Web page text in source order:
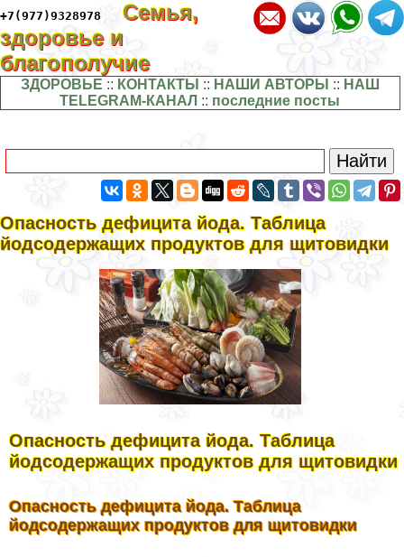
+7(977)9328978
Семья,
здоровье и
благополучие
ЗДОРОВЬЕ :: КОНТАКТЫ :: НАШИ АВТОРЫ :: НАШ
TELEGRAM-КАНАЛ :: последние посты
Опасность дефицита йода. Таблица
йодсодержащих продуктов для щитовидки
Опасность дефицита йода. Таблица
йодсодержащих продуктов для щитовидки
Опасность дефицита йода. Таблица
йодсодержащих продуктов для щитовидки